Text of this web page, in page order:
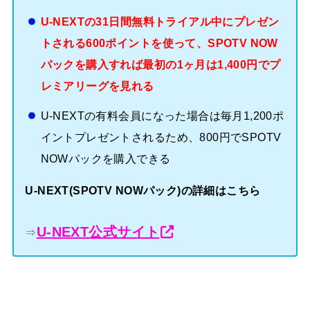
U-NEXTの31日間無料トライアル中にプレゼン
トされる600ポイントを使って、SPOTV NOW
パックを購入すれば最初の1ヶ月は1,400円でプ
レミアリーグを見れる
U-NEXTの有料会員になった場合は毎月1,200ポ
イントプレゼントされるため、800円でSPOTV
NOWパックを購入できる
U-NEXT(SPOTV NOWパック)の詳細はこちら
⇒U-NEXT公式サイト